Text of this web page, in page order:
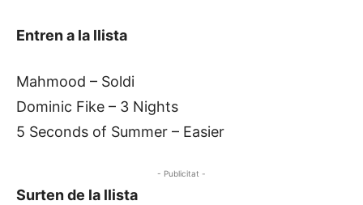
Entren a la llista
Mahmood – Soldi
Dominic Fike – 3 Nights
5 Seconds of Summer – Easier
- Publicitat -
Surten de la llista